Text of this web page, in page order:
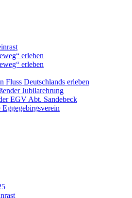
erleben
erleben
Fluss Deutschlands erleben
Jubilarehrung
EGV Abt. Sandebeck